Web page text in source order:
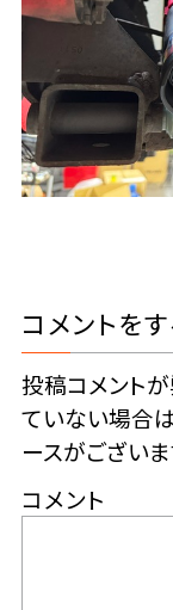
コメントを
投稿コメント
ていない場合
ースがございま
コメント